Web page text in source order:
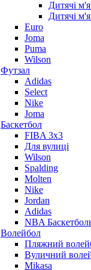
Дитячі
Дитячі
Euro
Joma
Puma
Wilson
Футзал
Adidas
Select
Nike
Joma
Баскетбол
FIBA 3x3
Для вулиці
Wilson
Spalding
Molten
Nike
Jordan
Adidas
NBA
Волейбол
Пляжний
Вуличний
Mikasa